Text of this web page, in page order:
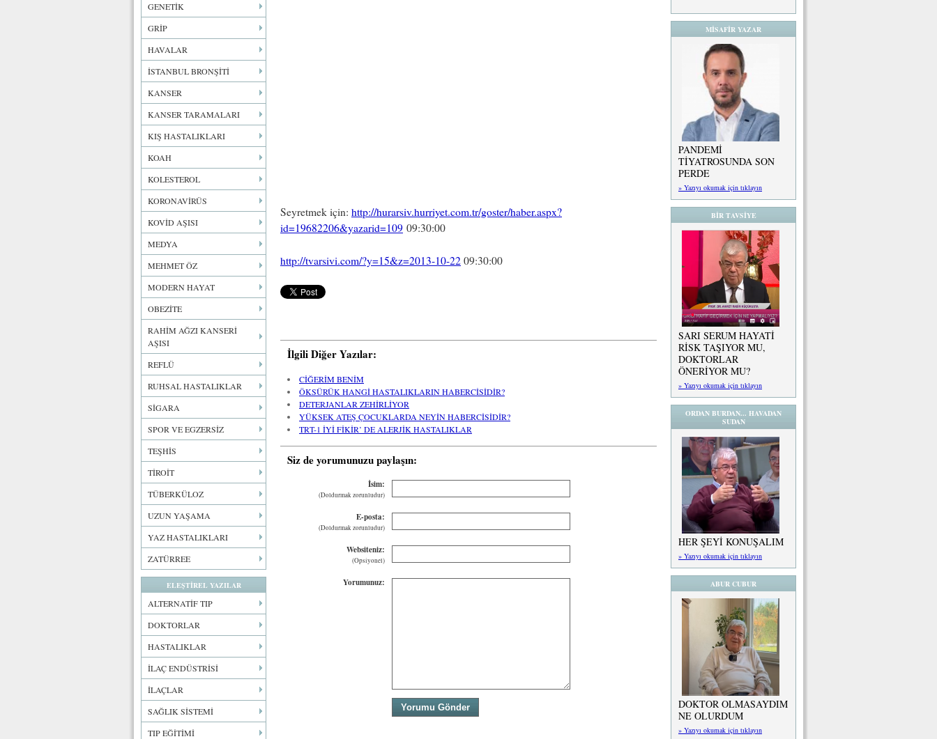
GENETİK
GRİP
HAVALAR
İSTANBUL BRONŞİTİ
KANSER
KANSER TARAMALARI
KIŞ HASTALIKLARI
KOAH
KOLESTEROL
KORONAVİRÜS
KOVİD AŞISI
MEDYA
MEHMET ÖZ
MODERN HAYAT
OBEZİTE
RAHİM AĞZI KANSERİ
AŞISI
REFLÜ
RUHSAL HASTALIKLAR
SİGARA
SPOR VE EGZERSİZ
TEŞHİS
TİROİT
TÜBERKÜLOZ
UZUN YAŞAMA
YAZ HASTALIKLARI
ZATÜRREE
ELEŞTİREL YAZILAR
ALTERNATİF TIP
DOKTORLAR
HASTALIKLAR
İLAÇ ENDÜSTRİSİ
İLAÇLAR
SAĞLIK SİSTEMİ
TIP EĞİTİMİ
Seyretmek için: http://hurarsiv.hurriyet.com.tr/goster/haber.aspx?
id=19682206&yazarid=109 09:30:00
http://tvarsivi.com/?y=15&z=2013-10-22 09:30:00
İlgili Diğer Yazılar:
CİĞERİM BENİM
ÖKSÜRÜK HANGİ HASTALIKLARIN HABERCİSİDİR?
DETERJANLAR ZEHİRLİYOR
YÜKSEK ATEŞ ÇOCUKLARDA NEYİN HABERCİSİDİR?
TRT-1 İYİ FİKİR’ DE ALERJİK HASTALIKLAR
Siz de yorumunuzu paylaşın:
İsim:
(Doldurmak zorunludur)
E-posta:
(Doldurmak zorunludur)
Websiteniz:
(Opsiyonel)
Yorumunuz:
MİSAFİR YAZAR
PANDEMİ
TİYATROSUNDA SON
PERDE
» Yazıyı okumak için tıklayın
BİR TAVSİYE
SARI SERUM HAYATİ
RİSK TAŞIYOR MU,
DOKTORLAR
ÖNERİYOR MU?
» Yazıyı okumak için tıklayın
ORDAN BURDAN... HAVADAN
SUDAN
HER ŞEYİ KONUŞALIM
» Yazıyı okumak için tıklayın
ABUR CUBUR
DOKTOR OLMASAYDIM
NE OLURDUM
» Yazıyı okumak için tıklayın